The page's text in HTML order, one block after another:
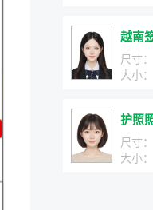
越南
尺寸：
大小：
护照
尺寸：
大小：